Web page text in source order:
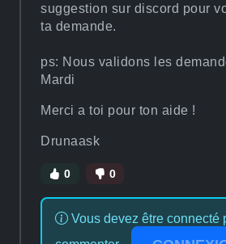
suggestion sur discord pour
ta demande.
ps: Nous validons les
Mardi
Merci a toi pour ton aide !
Drunaask
0 0
Vous devez être connecté